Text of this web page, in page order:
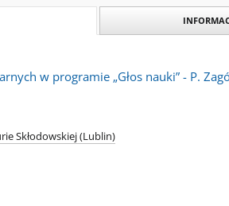
w programie „Głos nauki” - P.
Skłodowskiej (Lublin)